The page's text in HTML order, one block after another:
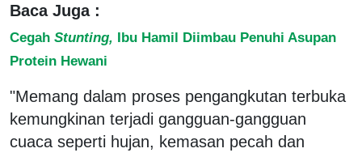
Baca Juga :
Cegah Stunting, Ibu Hamil Diimbau Penuhi Asupan
Protein Hewani
"Memang dalam proses pengangkutan terbuka
kemungkinan terjadi gangguan-gangguan
cuaca seperti hujan, kemasan pecah dan